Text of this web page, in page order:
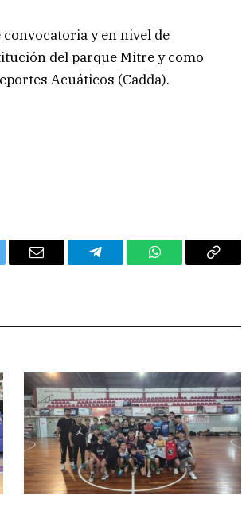
y en nivel de
del parque Mitre y como
Acuáticos (Cadda).
Email Telegram WhatsAppCopy